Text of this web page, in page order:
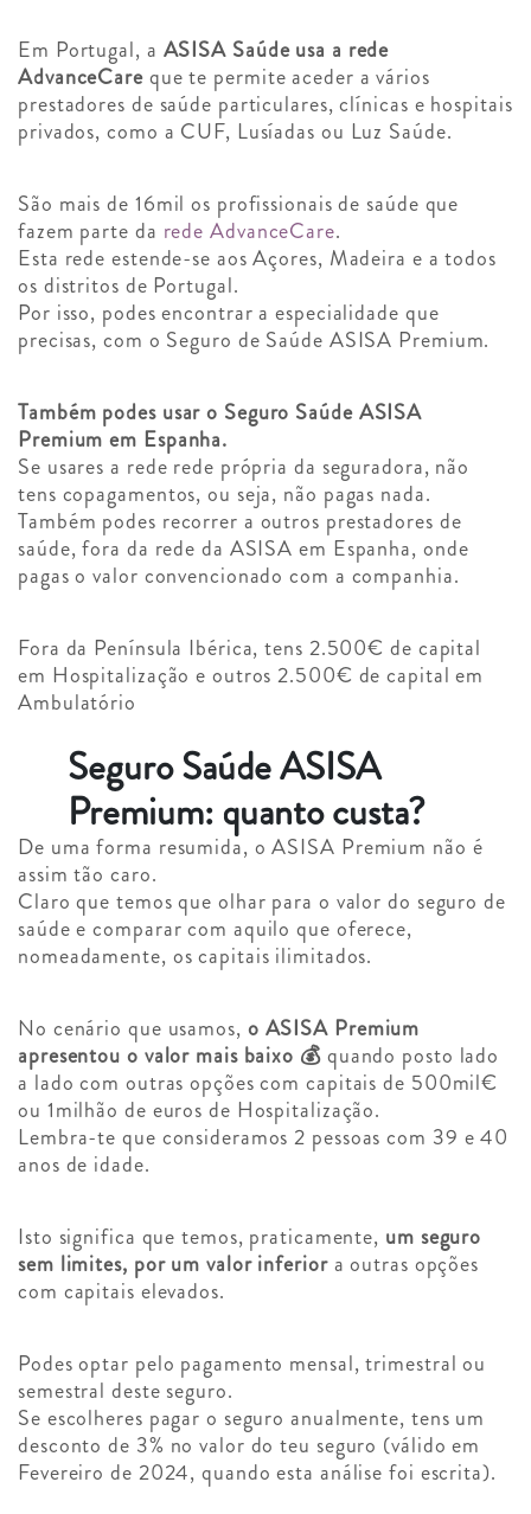
Em Portugal, a ASISA Saúde usa a rede
AdvanceCareque te permite aceder a vários
prestadores de saúde particulares, clínicas e hospitais
privados, como a CUF, Lusíadas ou Luz Saúde.
São mais de 16mil os profissionais de saúde que
fazem parte da rede AdvanceCare.
Esta rede estende-se aos Açores, Madeira e a todos
os distritos de Portugal.
Por isso, podes encontrar a especialidade que
precisas, com o Seguro de Saúde ASISA Premium.
Também podes usar o Seguro Saúde ASISA
Premium em Espanha.
Se usares a rede rede própria da seguradora, não
tens copagamentos, ou seja, não pagas nada.
Também podes recorrer a outros prestadores de
saúde, fora da rede da ASISA em Espanha, onde
pagas o valor convencionado com a companhia.
Fora da Península Ibérica, tens 2.500€ de capital
em Hospitalização e outros 2.500€ de capital em
Ambulatório
Seguro Saúde ASISA
Premium: quanto custa?
De uma forma resumida, o ASISA Premium não é
assim tão caro.
Claro que temos que olhar para o valor do seguro de
saúde e comparar com aquilo que oferece,
nomeadamente, os capitais ilimitados.
No cenário que usamos, o ASISA Premium
apresentou o valor mais baixo 💰quando posto lado
a lado com outras opções com capitais de 500mil€
ou 1milhão de euros de Hospitalização.
Lembra-te que consideramos 2 pessoas com 39 e 40
anos de idade.
Isto significa que temos, praticamente, um seguro
sem limites, por um valor inferiora outras opções
com capitais elevados.
Podes optar pelo pagamento mensal, trimestral ou
semestral deste seguro.
Se escolheres pagar o seguro anualmente, tens um
desconto de 3% no valor do teu seguro (válido em
Fevereiro de 2024, quando esta análise foi escrita).